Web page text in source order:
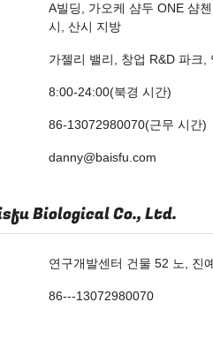
A빌딩, 가오케 샴두 ONE 샴
시, 산시 지방
가젤리 밸리, 창업 R&D 파크
8:00-24:00(북경 시간)
86-13072980070(근무 시간)
danny@baisfu.com
Biological Co., Ltd.
연구개발센터 건물 52 노, 진
86---13072980070